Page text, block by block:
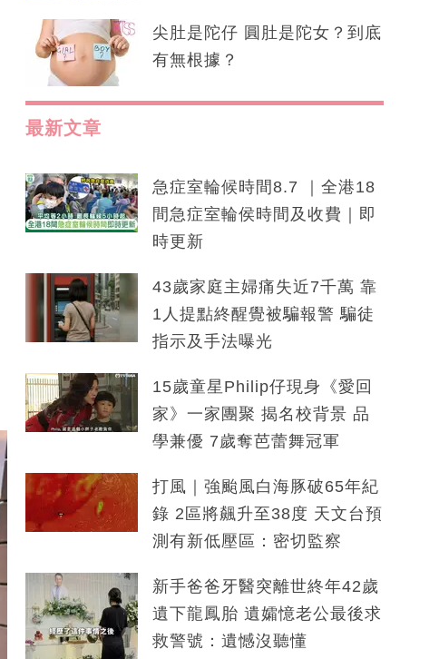
尖肚是陀仔 圓肚是陀女？到底
有無根據？
最新文章
急症室輪候時間8.7 ｜全港18
間急症室輪侯時間及收費｜即
時更新
43歲家庭主婦痛失近7千萬 靠
1人提點終醒覺被騙報警 騙徒
指示及手法曝光
15歲童星Philip仔現身《愛回
家》一家團聚 揭名校背景 品
學兼優 7歲奪芭蕾舞冠軍
打風｜強颱風白海豚破65年紀
錄 2區將飆升至38度 天文台預
測有新低壓區：密切監察
新手爸爸牙醫突離世終年42歲
遺下龍鳳胎 遺孀憶老公最後求
救警號：遺憾沒聽懂